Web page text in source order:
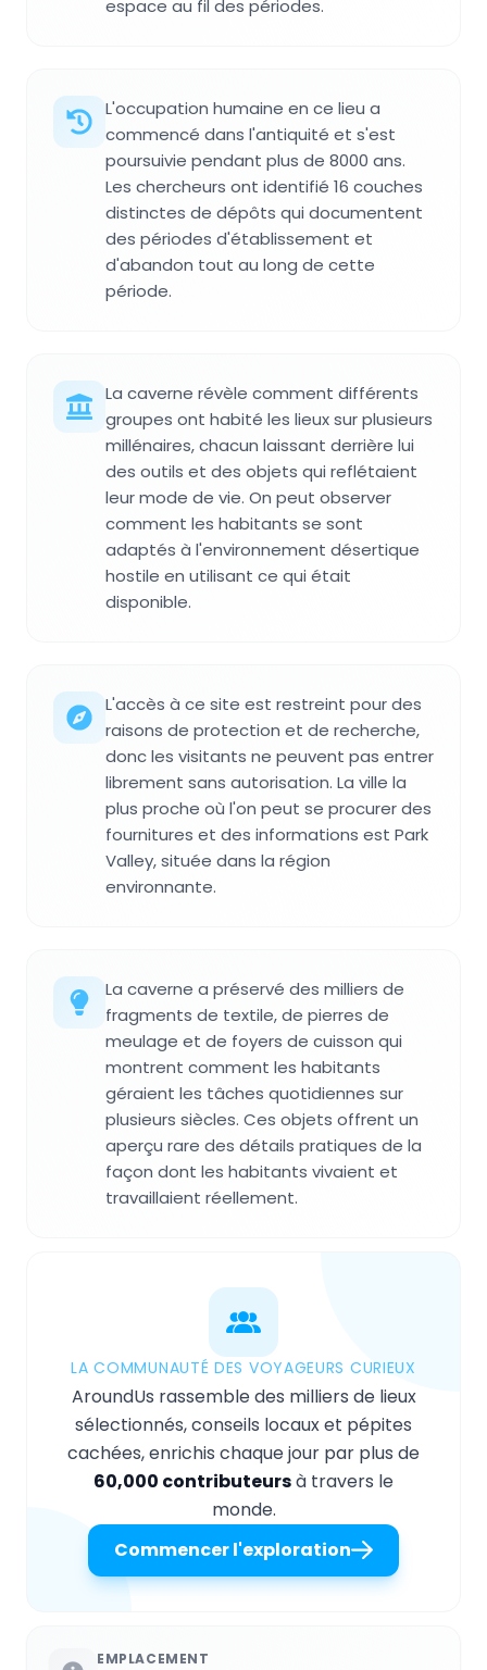
espace au fil des périodes.
L'occupation humaine en ce lieu a
commencé dans l'antiquité et s'est
poursuivie pendant plus de 8000 ans.
Les chercheurs ont identifié 16 couches
distinctes de dépôts qui documentent
des périodes d'établissement et
d'abandon tout au long de cette
période.
La caverne révèle comment différents
groupes ont habité les lieux sur plusieurs
millénaires, chacun laissant derrière lui
des outils et des objets qui reflétaient
leur mode de vie. On peut observer
comment les habitants se sont
adaptés à l'environnement désertique
hostile en utilisant ce qui était
disponible.
L'accès à ce site est restreint pour des
raisons de protection et de recherche,
donc les visitants ne peuvent pas entrer
librement sans autorisation. La ville la
plus proche où l'on peut se procurer des
fournitures et des informations est Park
Valley, située dans la région
environnante.
La caverne a préservé des milliers de
fragments de textile, de pierres de
meulage et de foyers de cuisson qui
montrent comment les habitants
géraient les tâches quotidiennes sur
plusieurs siècles. Ces objets offrent un
aperçu rare des détails pratiques de la
façon dont les habitants vivaient et
travaillaient réellement.
LA COMMUNAUTÉ DES VOYAGEURS CURIEUX
AroundUs rassemble des milliers de lieux
sélectionnés, conseils locaux et pépites
cachées, enrichis chaque jour par plus de
60,000 contributeursà travers le
monde.
Commencer l'exploration
EMPLACEMENT